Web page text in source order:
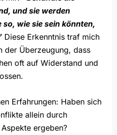
und sie werden
wie sie sein könnten,
Diese Erkenntnis traf mich
der Überzeugung, dass
oft auf Widerstand und
Erfahrungen: Haben sich
allein durch
ergeben?